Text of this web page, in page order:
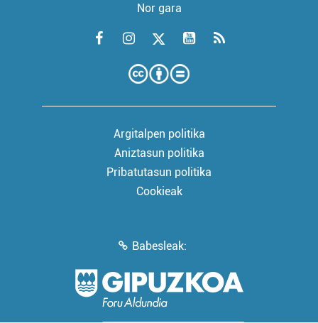
Nor gara
Argitalpen politika
Aniztasun politika
Pribatutasun politika
Cookieak
Babesleak: